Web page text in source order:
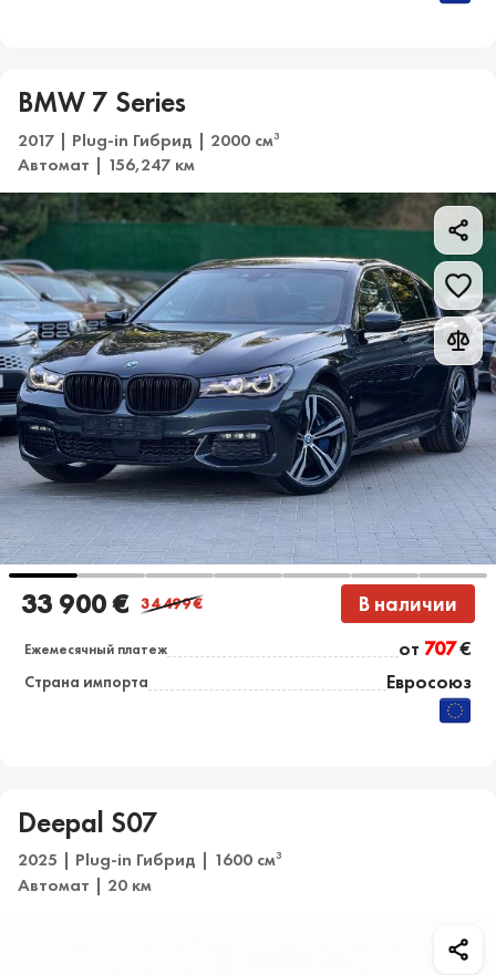
BMW 7 Series
2017 | Plug-in Гибрид | 2000 см3
Автомат | 156,247 км
33 900 € 34 499€ В наличии
Ежемесячный платеж от 707€
Страна импорта Евросоюз
Deepal S07
2025 | Plug-in Гибрид | 1600 см3
Автомат | 20 км